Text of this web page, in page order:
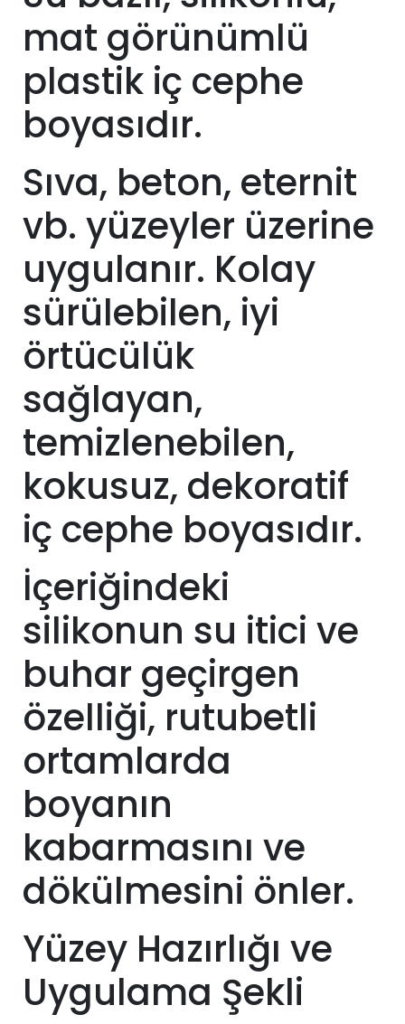
mat görünümlü
plastik iç cephe
boyasıdır.
Sıva, beton, eternit
vb. yüzeyler üzerine
uygulanır. Kolay
sürülebilen, iyi
örtücülük
sağlayan,
temizlenebilen,
kokusuz, dekoratif
iç cephe boyasıdır.
İçeriğindeki
silikonun su itici ve
buhar geçirgen
özelliği, rutubetli
ortamlarda
boyanın
kabarmasını ve
dökülmesini önler.
Yüzey Hazırlığı ve
Uygulama Şekli